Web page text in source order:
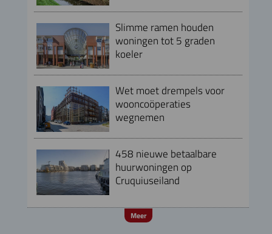
Slimme ramen houden
woningen tot 5 graden
koeler
Wet moet drempels voor
wooncoöperaties
wegnemen
458 nieuwe betaalbare
huurwoningen op
Cruquiuseiland
Meer